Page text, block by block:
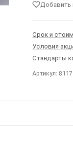
Добавить
Срок и
Условия
Стандарты
Артикул: